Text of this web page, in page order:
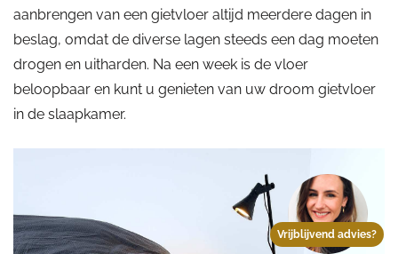
aanbrengen van een gietvloer altijd meerdere dagen in
beslag, omdat de diverse lagen steeds een dag moeten
drogen en uitharden. Na een week is de vloer
beloopbaar en kunt u genieten van uw droom gietvloer
in de slaapkamer.
Vrijblijvend advies?